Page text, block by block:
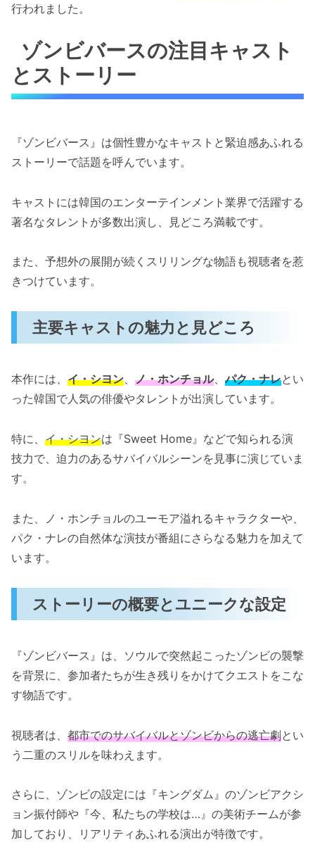
行われました。
ゾンビバースの注目キャスト
とストーリー
『ゾンビバース』は個性豊かなキャストと緊迫感あふれる
ストーリーで話題を呼んでいます。
キャストには韓国のエンターテインメント業界で活躍する
著名なタレントが多数出演し、見どころ満載です。
また、予想外の展開が続くスリリングな物語も視聴者を惹
きつけています。
主要キャストの魅力と見どころ
本作には、 イ・シヨン、 ノ・ホンチョル、 パク・ナレとい
った韓国で人気の俳優やタレントが出演しています。
特に、 イ・シヨンは『Sweet Home』などで知られる演
技力で、迫力のあるサバイバルシーンを見事に演じていま
す。
また、ノ・ホンチョルのユーモア溢れるキャラクターや、
パク・ナレの自然体な演技が番組にさらなる魅力を加えて
います。
ストーリーの概要とユニークな設定
『ゾンビバース』は、ソウルで突然起こったゾンビの襲撃
を背景に、参加者たちが生き残りをかけてクエストをこな
す物語です。
視聴者は、 都市でのサバイバルとゾンビからの逃亡劇とい
う二重のスリルを味わえます。
さらに、ゾンビの設定には『キングダム』のゾンビアクシ
ョン振付師や『今、私たちの学校は…』の美術チームが参
加しており、リアリティあふれる演出が特徴です。